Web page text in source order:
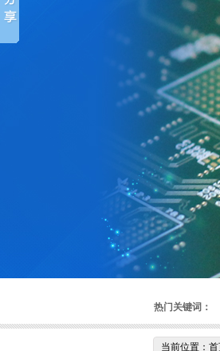
热门关键词：
当前位置：